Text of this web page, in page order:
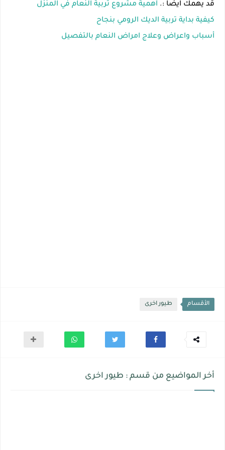
قد يهمك ايضا :. أهمية مشروع تربية النعام في المنزل
كيفية بداية تربية الديك الرومي بنجاح
أسباب واعراض وعلاج امراض النعام بالتفصيل
الأقسام طيور اخرى
أخر المواضيع من قسم : طيور اخرى